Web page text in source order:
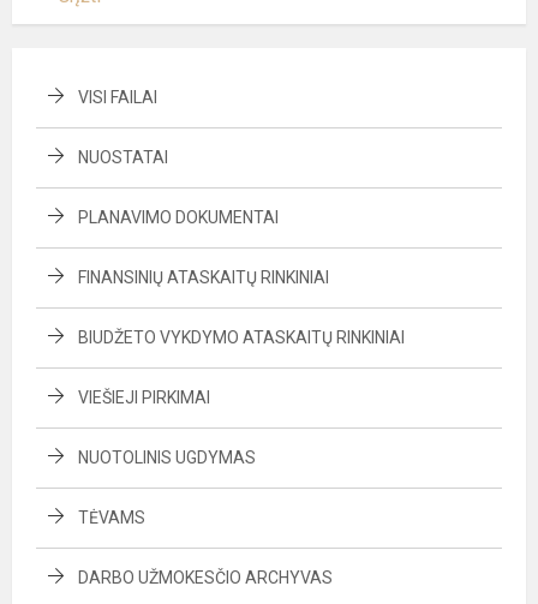
VISI FAILAI
NUOSTATAI
PLANAVIMO DOKUMENTAI
FINANSINIŲ ATASKAITŲ RINKINIAI
BIUDŽETO VYKDYMO ATASKAITŲ RINKINIAI
VIEŠIEJI PIRKIMAI
NUOTOLINIS UGDYMAS
TĖVAMS
DARBO UŽMOKESČIO ARCHYVAS